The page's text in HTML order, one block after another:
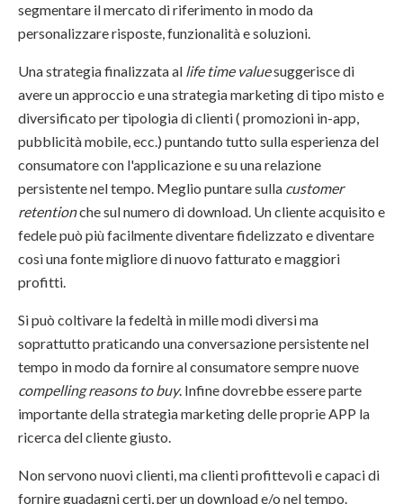
segmentare il mercato di riferimento in modo da
personalizzare risposte, funzionalità e soluzioni.
Una strategia finalizzata al life time valuesuggerisce di
avere un approccio e una strategia marketing di tipo misto e
diversificato per tipologia di clienti ( promozioni in-app,
pubblicità mobile, ecc.) puntando tutto sulla esperienza del
consumatore con l'applicazione e su una relazione
persistente nel tempo. Meglio puntare sulla customer
retentionche sul numero di download. Un cliente acquisito e
fedele può più facilmente diventare fidelizzato e diventare
così una fonte migliore di nuovo fatturato e maggiori
profitti.
Si può coltivare la fedeltà in mille modi diversi ma
soprattutto praticando una conversazione persistente nel
tempo in modo da fornire al consumatore sempre nuove
compelling reasons to buy. Infine dovrebbe essere parte
importante della strategia marketing delle proprie APP la
ricerca del cliente giusto.
Non servono nuovi clienti, ma clienti profittevoli e capaci di
fornire guadagni certi, per un download e/o nel tempo.